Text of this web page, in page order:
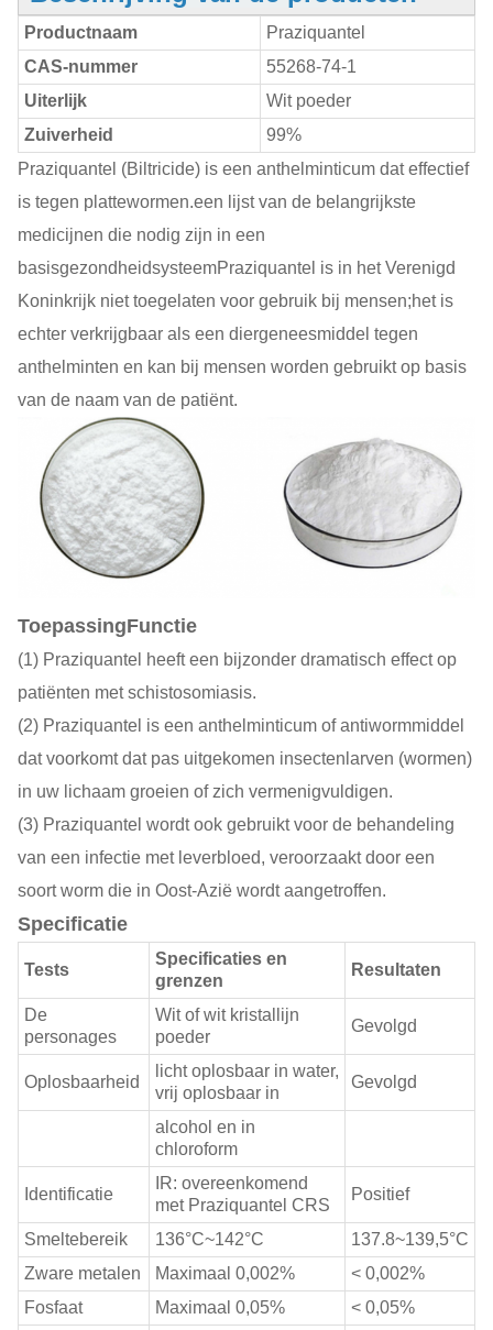
Productnaam
Praziquantel
CAS-nummer
55268-74-1
Uiterlijk
Wit poeder
Zuiverheid
99%
Praziquantel (Biltricide) is een anthelminticum dat effectief
is tegen plattewormen.een lijst van de belangrijkste
medicijnen die nodig zijn in een
basisgezondheidsysteemPraziquantel is in het Verenigd
Koninkrijk niet toegelaten voor gebruik bij mensen;het is
echter verkrijgbaar als een diergeneesmiddel tegen
anthelminten en kan bij mensen worden gebruikt op basis
van de naam van de patiënt.
ToepassingFunctie
(1) Praziquantel heeft een bijzonder dramatisch effect op
patiënten met schistosomiasis.
(2) Praziquantel is een anthelminticum of antiwormmiddel
dat voorkomt dat pas uitgekomen insectenlarven (wormen)
in uw lichaam groeien of zich vermenigvuldigen.
(3) Praziquantel wordt ook gebruikt voor de behandeling
van een infectie met leverbloed, veroorzaakt door een
soort worm die in Oost-Azië wordt aangetroffen.
Specificatie
Tests
Specificaties en
grenzen
Resultaten
De
personages
Wit of wit kristallijn
poeder
Gevolgd
Oplosbaarheid
licht oplosbaar in water,
vrij oplosbaar in
Gevolgd
alcohol en in
chloroform
Identificatie
IR: overeenkomend
met Praziquantel CRS
Positief
Smeltebereik 136°C~142°C
137.8~139,5°C
Zware metalen
Maximaal 0,002%
< 0,002%
Fosfaat
Maximaal 0,05%
< 0,05%